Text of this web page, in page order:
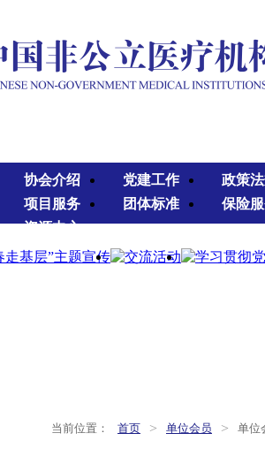
协会介绍 党建工作
政策
项目服务 团体标准
保险
资源中心
当前位置： 首页 > 单位会员 > 单位